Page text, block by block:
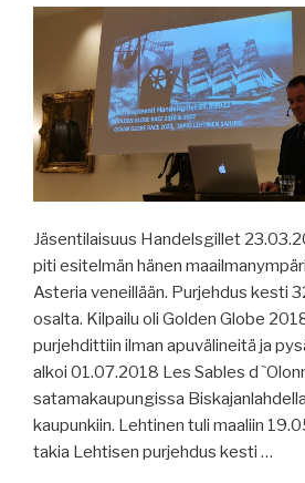
Jäsentilaisuus Handelsgillet
piti esitelmän hänen
Asteria veneillään. Purjehdus kesti
osalta. Kilpailu oli Golden Globe
purjehdittiin ilman apuvälineitä ja
alkoi 01.07.2018 Les Sables d
satamakaupungissa
kaupunkiin. Lehtinen tuli maaliin
takia Lehtisen purjehdus kesti …